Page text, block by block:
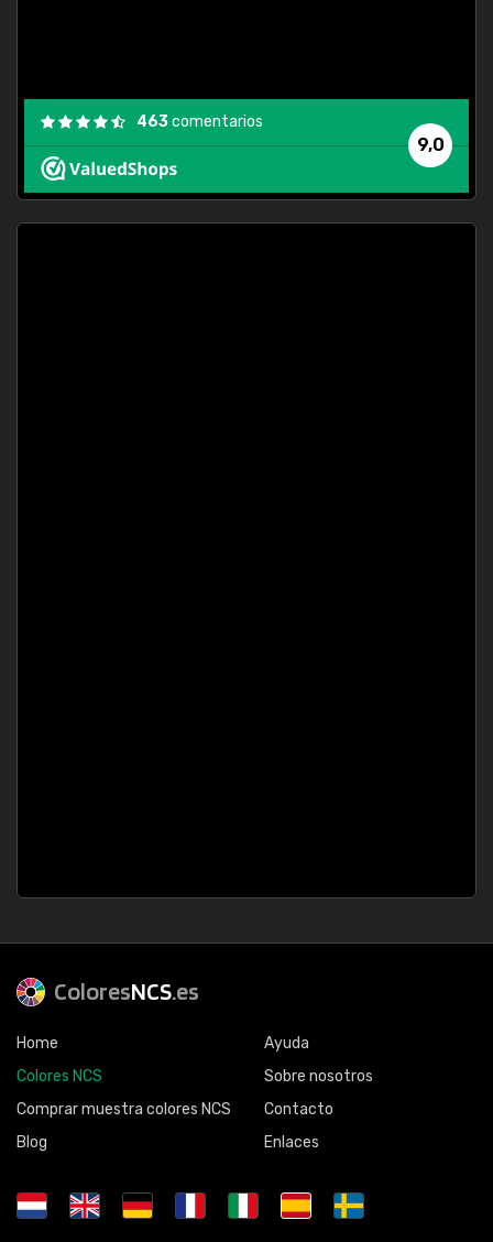
9,0
463comentarios
ColoresNCS.es
Home
Colores NCS
Comprar muestra colores NCS
Blog
Ayuda
Sobre nosotros
Contacto
Enlaces